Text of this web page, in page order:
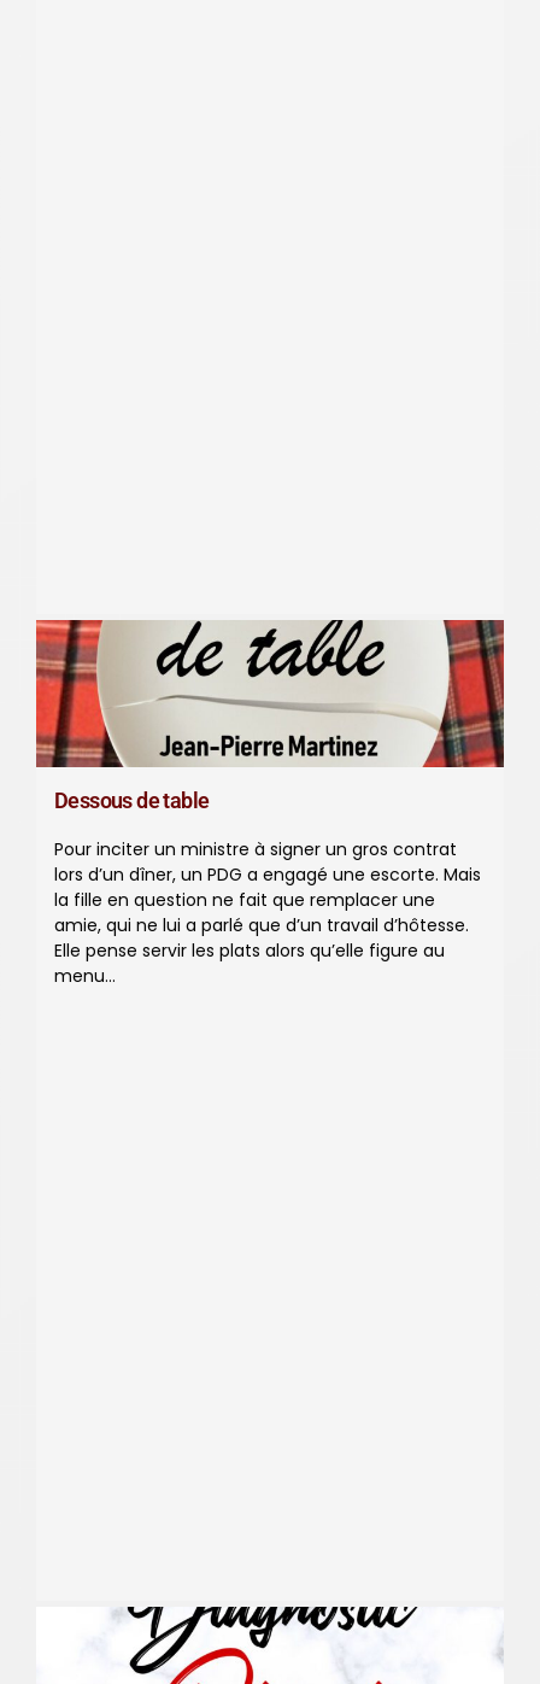
Dessous de table
Pour inciter un ministre à signer un gros contrat
lors d’un dîner, un PDG a engagé une escorte. Mais
la fille en question ne fait que remplacer une
amie, qui ne lui a parlé que d’un travail d’hôtesse.
Elle pense servir les plats alors qu’elle figure au
menu…